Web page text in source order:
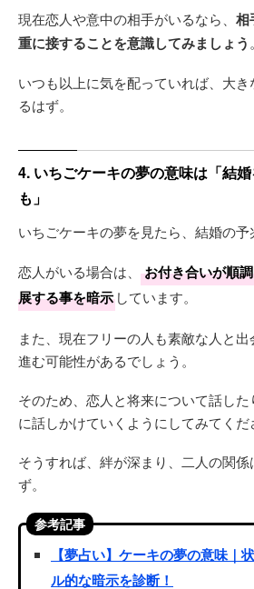
現在恋人や意中の相手がいるなら、 相
重に接することを意識してみましょう 。
いつも以上に気を配っていれば、大
るはず。
4. いちごケーキの夢の意味は「結
も」
いちごケーキの夢を見たら、結婚の予
恋人がいる場合は、
お付き合いが順
展する事を暗示 しています。
また、現在フリーの人も素敵な人と
進む可能性があるでしょう。
そのため、恋人と将来について話し
に話しかけていくようにしてみてくだ
そうすれば、絆が深まり、二人の関
ず。
参考記事
【夢占い】ケーキの夢の意味｜
ル的な暗示を診断！